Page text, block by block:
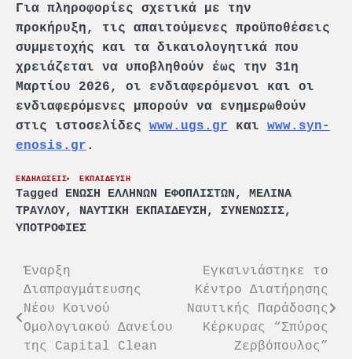
Για πληροφορίες σχετικά με την
προκήρυξη, τις απαιτούμενες προϋποθέσεις
συμμετοχής και τα δικαιολογητικά που
χρειάζεται να υποβληθούν έως την 31η
Μαρτίου 2026, οι ενδιαφερόμενοι και οι
ενδιαφερόμενες μπορούν να ενημερωθούν
στις ιστοσελίδες www.ugs.gr και www.syn-
enosis.gr .
ΕΚΔΗΛΩΣΕΙΣ ΕΚΠΑΙΔΕΥΣΗ
Tagged ΕΝΩΣΗ ΕΛΛΗΝΩΝ ΕΦΟΠΛΙΣΤΩΝ, ΜΕΛΙΝΑ
ΤΡΑΥΛΟΥ, ΝΑΥΤΙΚΗ ΕΚΠΑΙΔΕΥΣΗ, ΣΥΝΕΝΩΣΙΣ,
ΥΠΟΤΡΟΦΙΕΣ
Πλοήγηση
άρθρων
Έναρξη
Διαπραγμάτευσης
Νέου Κοινού
Ομολογιακού Δανείου
της Capital Clean
Εγκαινιάστηκε το
Κέντρο Διατήρησης
Ναυτικής Παράδοσης
Κέρκυρας “Σπύρος
Ζερβόπουλος”